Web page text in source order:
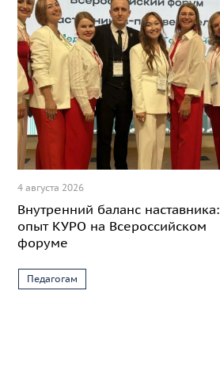
4 августа 2026
Внутренний баланс наставника:
опыт КУРО на Всероссийском
форуме
Педагогам